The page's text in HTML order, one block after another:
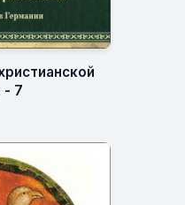
- 7